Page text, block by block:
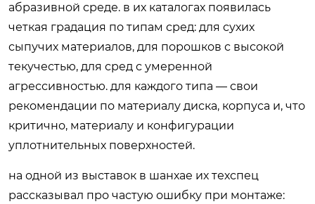
абразивной среде. в их каталогах появилась
четкая градация по типам сред: для сухих
сыпучих материалов, для порошков с высокой
текучестью, для сред с умеренной
агрессивностью. для каждого типа — свои
рекомендации по материалу диска, корпуса и, что
критично, материалу и конфигурации
уплотнительных поверхностей.
на одной из выставок в шанхае их техспец
рассказывал про частую ошибку при монтаже: